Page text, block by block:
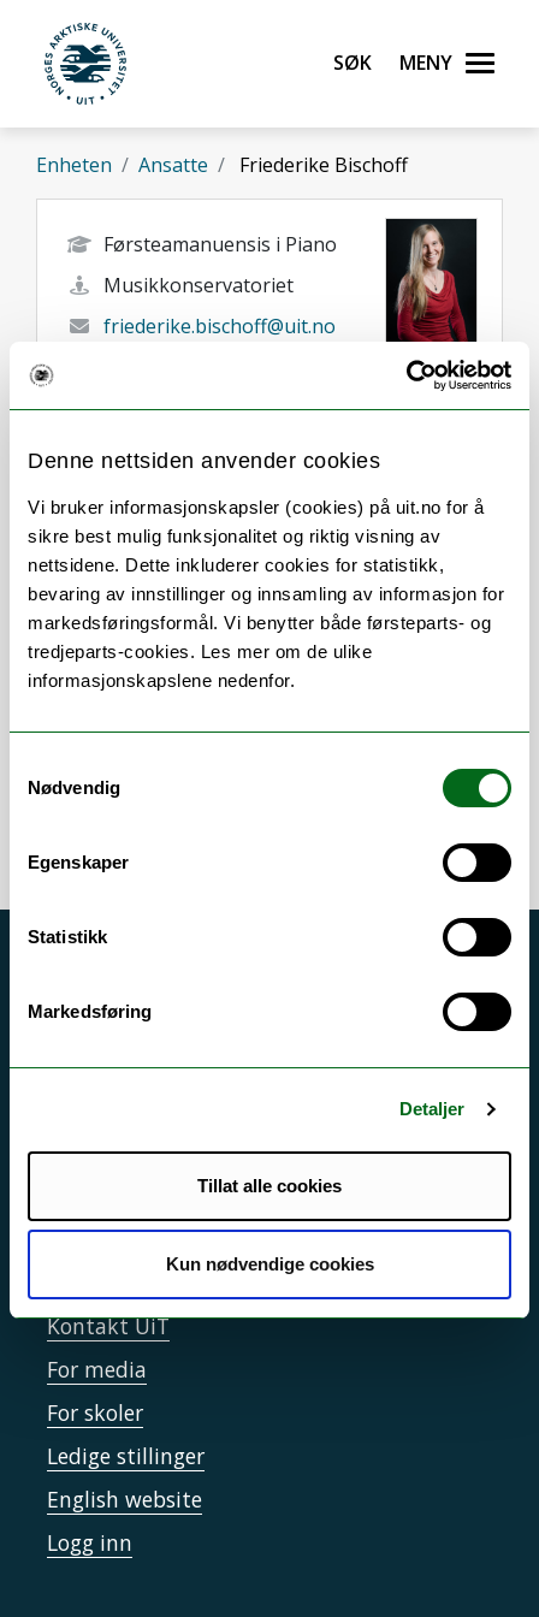
Denne nettsiden anvender cookies
Vi bruker informasjonskapsler (cookies) på uit.no for å
sikre best mulig funksjonalitet og riktig visning av
nettsidene. Dette inkluderer cookies for statistikk,
bevaring av innstillinger og innsamling av informasjon for
markedsføringsformål. Vi benytter både førsteparts- og
tredjeparts-cookies. Les mer om de ulike
informasjonskapslene nedenfor.
Nødvendig
Egenskaper
Statistikk
Markedsføring
Detaljer
Tillat alle cookies
Kun nødvendige cookies
Gå til hovedinnhold
UiT Norges arktiske universitet
Søk Meny
Enheten Ansatte Friederike Bischoff
Førsteamanuensis i Piano
Musikkonservatoriet
friederike.bischoff@uit.no
46660933
Tromsø
Om
Forskning og undervisning
Publikasjoner
Si ifra!
Informasjonskapsler
Tilgjengelighetserklæring
Kontakt UiT
For media
For skoler
Ledige stillinger
English website
Logg inn